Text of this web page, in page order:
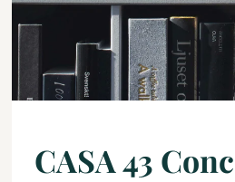
CASA 43